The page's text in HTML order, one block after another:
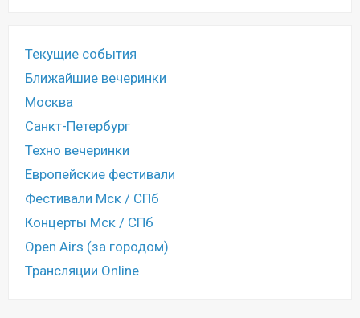
Текущие события
Ближайшие вечеринки
Москва
Санкт-Петербург
Техно вечеринки
Европейские фестивали
Фестивали Мск / СПб
Концерты Мск / СПб
Open Airs (за городом)
Трансляции Online